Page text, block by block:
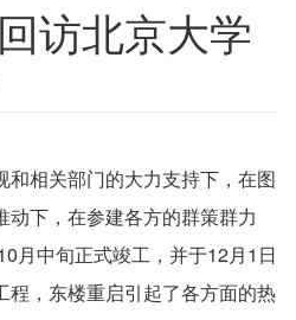
访北京大学
和相关部门的大力支持下，在图
下，在参建各方的群策群力
月中旬正式竣工，并于12月1日
程，东楼重启引起了各方面的热